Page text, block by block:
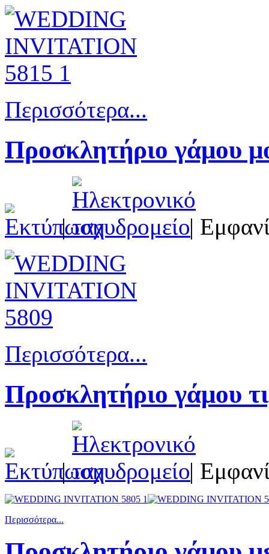
Περισσότερα...
Προσκλητήριο γάμου
| |
Περισσότερα...
Προσκλητήριο γάμου
| |
Περισσότερα...